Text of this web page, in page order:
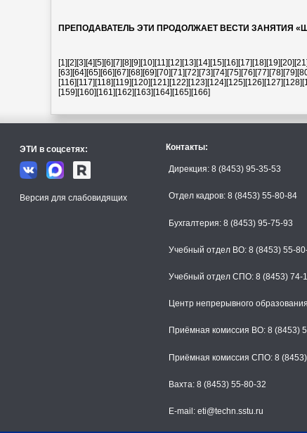
ПРЕПОДАВАТЕЛЬ ЭТИ ПРОДОЛЖАЕТ ВЕСТИ ЗАНЯТИЯ
[1] [2] [3] [4] [5] [6] [7] [8] [9] [10] [11] [12] [13] [14] [15] [16] [17] [18] [19] [20] [21]
[63] [64] [65] [66] [67] [68] [69] [70] [71] [72] [73] [74] [75] [76] [77] [78] [79]
[116] [117] [118] [119] [120] [121] [122] [123] [124] [125] [126] [127] [128]
[159] [160] [161] [162] [163] [164] [165] [166]
ЭТИ в соцсетях:
Версия для слабовидящих
Контакты:
Дирекция: 8 (8453) 95-35-53
Отдел кадров: 8 (8453) 55-80-84
Бухгалтерия: 8 (8453) 95-75-93
Учебный отдел ВО: 8 (8453) 55-
Учебный отдел СПО: 8 (8453) 74-
Центр непрерывного
Приёмная комиссия ВО: 8 (8453)
Приёмная комиссия СПО: 8
Вахта: 8 (8453) 55-80-32
E-mail: eti@techn.sstu.ru